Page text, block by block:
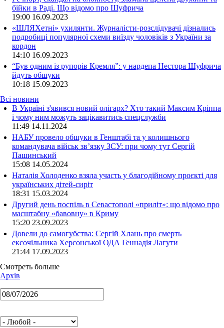
бійки в Раді. Що відомо про Шуфрича
19:00 16.09.2023
«ШЛЯХетні» ухилянти. Журналісти-розслідувачі дізнались
подробиці популярної схеми виїзду чоловіків з України за
кордон
14:10 16.09.2023
“Був одним із рупорів Кремля”: у нардепа Нестора Шуфрича
йдуть обшуки
10:18 15.09.2023
Всі новини
В Україні з'явився новий олігарх? Хто такий Максим Кріппа
і чому ним можуть зацікавитись спецслужби
11:49 14.11.2024
НАБУ провело обшуки в Генштабі та у колишнього
командувача військ зв’язку ЗСУ: при чому тут Сергій
Пашинський
15:08 14.05.2024
Наталія Холоденко взяла участь у благодійному проєкті для
українських дітей-сиріт
18:31 15.03.2024
Другий день поспіль в Севастополі «приліт»: що відомо про
масштабну «бавовну» в Криму
15:20 23.09.2023
Довели до самогубства: Сергій Хлань про смерть
ексочільника Херсонської ОДА Геннадія Лагути
21:44 17.09.2023
Смотреть больше
Архів